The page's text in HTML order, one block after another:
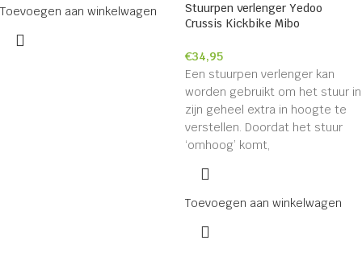
Toevoegen aan winkelwagen
Stuurpen verlenger Yedoo
Crussis Kickbike Mibo
€34,95
Een stuurpen verlenger kan
worden gebruikt om het stuur in
zijn geheel extra in hoogte te
verstellen. Doordat het stuur
‘omhoog’ komt,
Toevoegen aan winkelwagen